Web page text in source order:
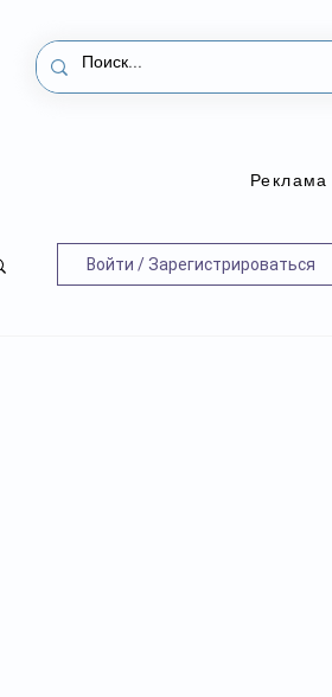
Реклама
Войти / Зарегистрироваться